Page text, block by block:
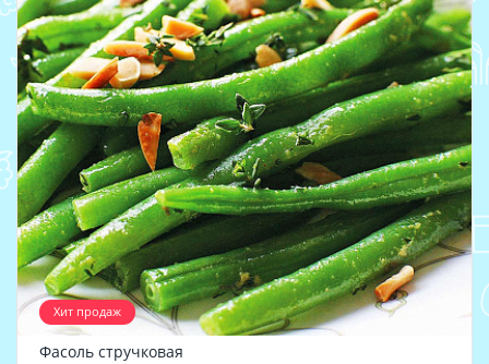
Хит продаж
Фасоль стручковая